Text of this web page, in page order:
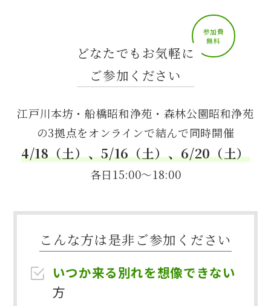
どなたでもお気軽に
ご参加ください
参加費
無料
江戸川本坊・船橋昭和浄苑・森林公園昭和浄苑
の3拠点をオンラインで結んで同時開催
4/18（土）、5/16（土）、6/20（土）
各日15:00〜18:00
こんな方は是非ご参加ください
いつか来る別れを想像できない
方